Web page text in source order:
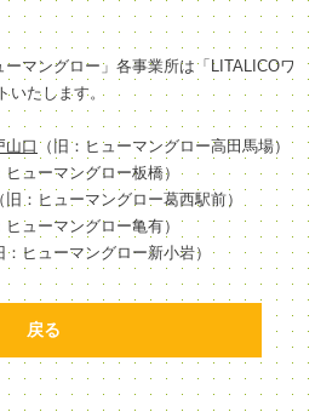
マングロー」各事業所は「LITALICOワ
いたします。
山口 （旧：ヒューマングロー高田馬場）
ヒューマングロー板橋）
（旧：ヒューマングロー葛西駅前）
ヒューマングロー亀有）
：ヒューマングロー新小岩）
戻る